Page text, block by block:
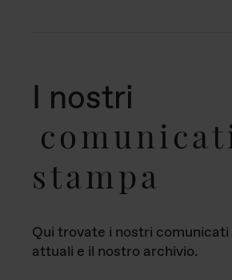
I nostri
stampa
Qui trovate i nostri
attuali e il nostro archivio.